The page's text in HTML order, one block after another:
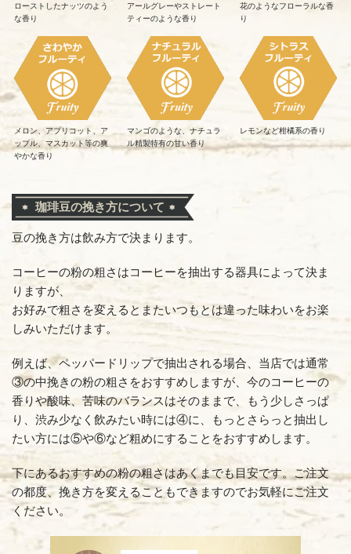
アールグレーやストレート
ティーのような香り
花のようなフローラルな香
り
メロン、アプリコット、ア
ップル、マスカット等の爽
やかな香り
マンゴのような、ナチュラ
ル精製特有の甘い香り
レモンなど柑橘系の香り
ローストしたナッツのよう
な香り
珈琲豆の挽き方について
豆の挽き方は飲み方で決まります。
コーヒーの粉の粗さはコーヒーを抽出する器具によって決ま
りますが、
お好みで粗さを変えるとまたいつもとは違った味わいをお楽
しみいただけます。
例えば、ペッパードリップで抽出される場合、当店では通常
③の中挽きの粉の粗さをおすすめしますが、今のコーヒーの
香りや酸味、苦味のバランスはそのままで、もう少しさっぱ
り、渋み少なく飲みたい時には④に、もっとさらっと抽出し
たい方には⑤や⑥など粗めにすることをおすすめします。
下にあるおすすめの粉の粗さはあくまでも目安です。ご注文
の都度、挽き方を変えることもできますのでお気軽にご注文
ください。